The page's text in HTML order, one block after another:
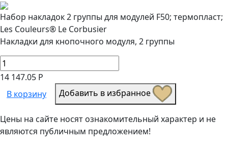
Набор накладок 2 группы для модулей F50; термопласт;
Les Couleurs® Le Corbusier
Накладки для кнопочного модуля, 2 группы
14 147.05 Р
В корзину
Добавить в избранное
Цены на сайте носят ознакомительный характер и не
являются публичным предложением!